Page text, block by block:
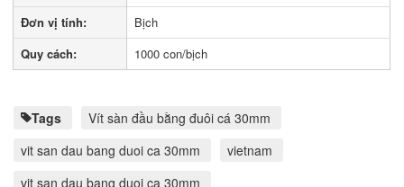
Đơn vị tính:
Bịch
Quy cách:
1000 con/bịch
Tags
Vít sàn đầu bằng đuôi cá 30mm
vit san dau bang duoi ca 30mm
vietnam
vit san dau bang duoi ca 30mm